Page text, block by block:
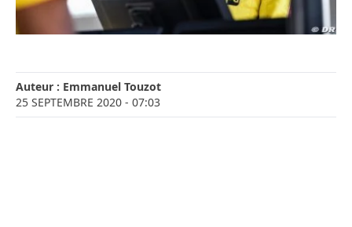
Auteur : Emmanuel Touzot
25 SEPTEMBRE 2020 - 07:03